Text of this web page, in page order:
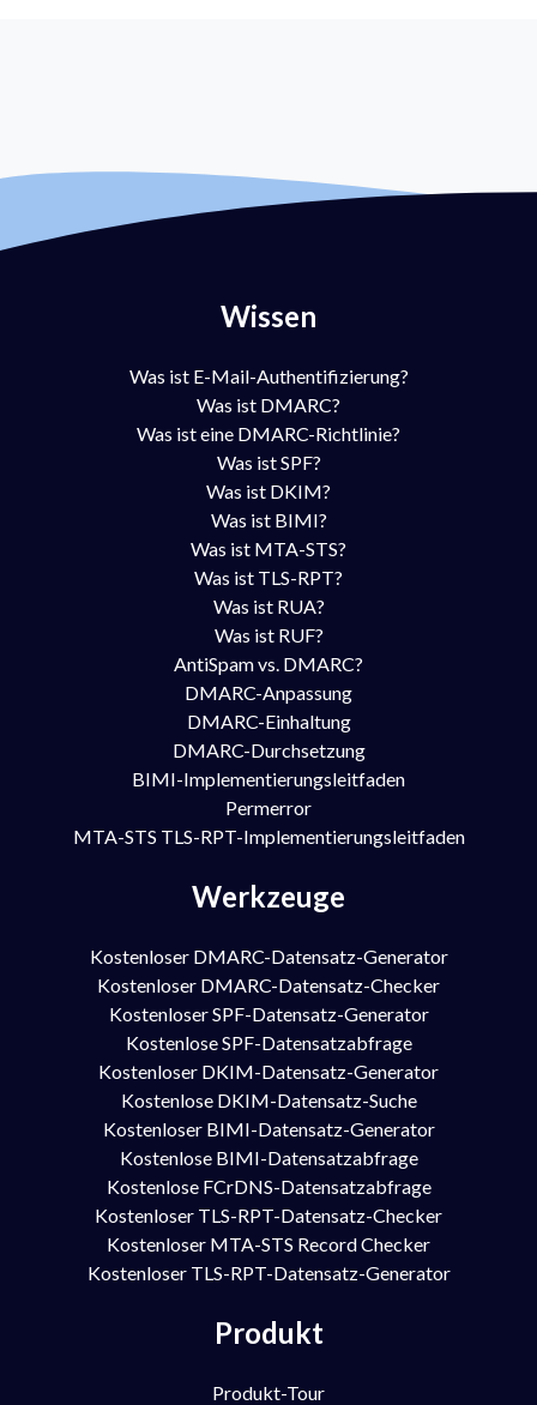
Wissen
Was ist E-Mail-Authentifizierung?
Was ist DMARC?
Was ist eine DMARC-Richtlinie?
Was ist SPF?
Was ist DKIM?
Was ist BIMI?
Was ist MTA-STS?
Was ist TLS-RPT?
Was ist RUA?
Was ist RUF?
AntiSpam vs. DMARC?
DMARC-Anpassung
DMARC-Einhaltung
DMARC-Durchsetzung
BIMI-Implementierungsleitfaden
Permerror
MTA-STS TLS-RPT-Implementierungsleitfaden
Werkzeuge
Kostenloser DMARC-Datensatz-Generator
Kostenloser DMARC-Datensatz-Checker
Kostenloser SPF-Datensatz-Generator
Kostenlose SPF-Datensatzabfrage
Kostenloser DKIM-Datensatz-Generator
Kostenlose DKIM-Datensatz-Suche
Kostenloser BIMI-Datensatz-Generator
Kostenlose BIMI-Datensatzabfrage
Kostenlose FCrDNS-Datensatzabfrage
Kostenloser TLS-RPT-Datensatz-Checker
Kostenloser MTA-STS Record Checker
Kostenloser TLS-RPT-Datensatz-Generator
Produkt
Produkt-Tour